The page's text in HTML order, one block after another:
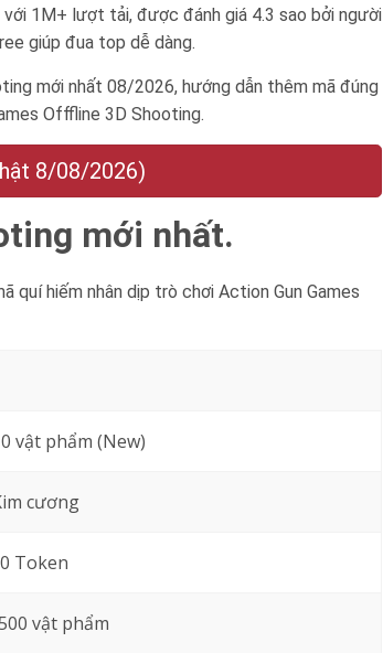
1M+ lượt tải, được đánh giá 4.3 sao bởi người
giúp đua top dễ dàng.
mới nhất 08/2026, hướng dẫn thêm mã đúng
Offfline 3D Shooting.
8/08/2026)
mới nhất.
quí hiếm nhân dịp trò chơi Action Gun Games
vật phẩm (New)
cương
Token
vật phẩm